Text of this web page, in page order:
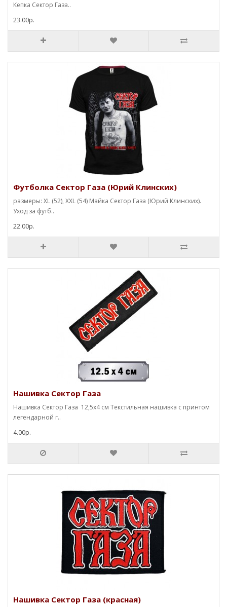
Кепка Сектор Газа..
23.00р.
Футболка Сектор Газа (Юрий Клинских)
размеры: XL (52), XXL (54) Майка Сектор Газа (Юрий Клинских).
Уход за футб..
22.00р.
Нашивка Сектор Газа
Нашивка Сектор Газа 12,5х4 см Текстильная нашивка с принтом
легендарной г..
4.00р.
Нашивка Сектор Газа (красная)